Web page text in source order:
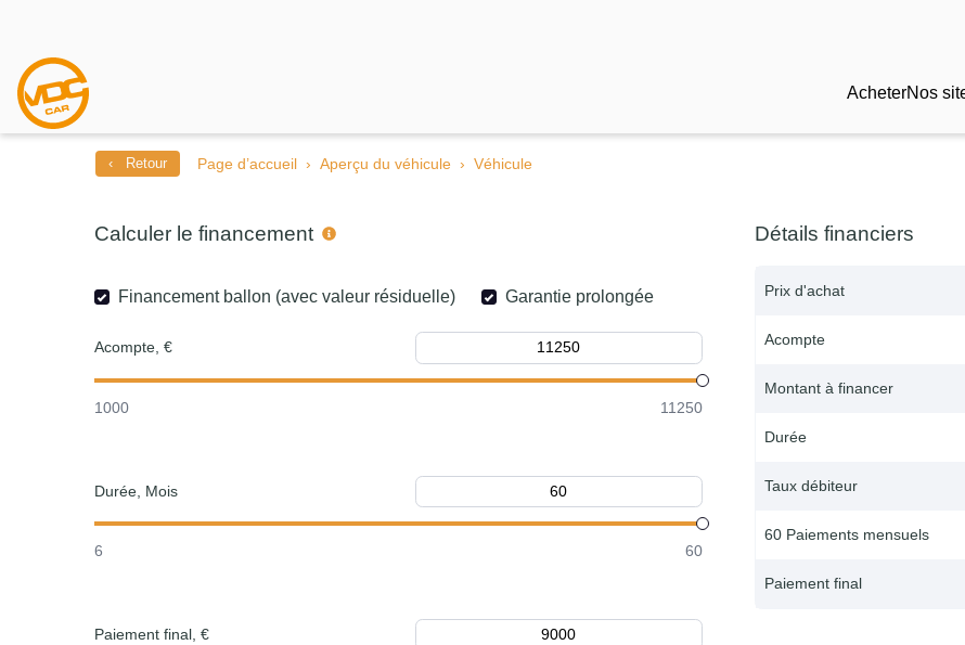
AcheterNos
‹ Retour Page d’accueil Aperçu du véhicule Véhicule
Calculer le financement
Financement ballon (avec valeur résiduelle) Garantie prolongée
Acompte, €
1000 11250
Durée, Mois
6 60
Paiement final, €
Détails financiers
Prix d'achat
Acompte
Montant à financer
Durée
Taux débiteur
60 Paiements mensuels
Paiement final